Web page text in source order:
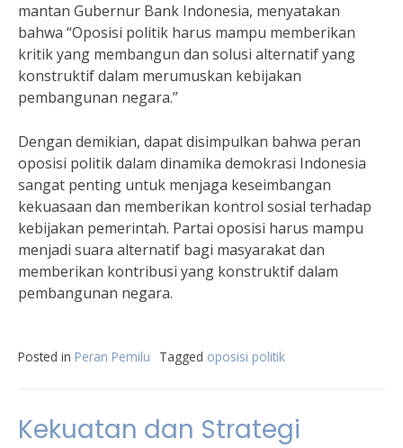
mantan Gubernur Bank Indonesia, menyatakan
bahwa “Oposisi politik harus mampu memberikan
kritik yang membangun dan solusi alternatif yang
konstruktif dalam merumuskan kebijakan
pembangunan negara.”
Dengan demikian, dapat disimpulkan bahwa peran
oposisi politik dalam dinamika demokrasi Indonesia
sangat penting untuk menjaga keseimbangan
kekuasaan dan memberikan kontrol sosial terhadap
kebijakan pemerintah. Partai oposisi harus mampu
menjadi suara alternatif bagi masyarakat dan
memberikan kontribusi yang konstruktif dalam
pembangunan negara.
Posted in Peran Pemilu Tagged oposisi politik
Kekuatan dan Strategi